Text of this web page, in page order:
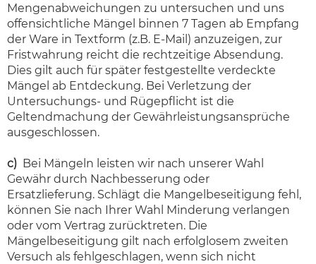
Mengenabweichungen zu untersuchen und uns
offensichtliche Mängel binnen 7 Tagen ab Empfang
der Ware in Textform (z.B. E-Mail) anzuzeigen, zur
Fristwahrung reicht die rechtzeitige Absendung.
Dies gilt auch für später festgestellte verdeckte
Mängel ab Entdeckung. Bei Verletzung der
Untersuchungs- und Rügepflicht ist die
Geltendmachung der Gewährleistungsansprüche
ausgeschlossen.
c) Bei Mängeln leisten wir nach unserer Wahl
Gewähr durch Nachbesserung oder
Ersatzlieferung. Schlägt die Mangelbeseitigung fehl,
können Sie nach Ihrer Wahl Minderung verlangen
oder vom Vertrag zurücktreten. Die
Mängelbeseitigung gilt nach erfolglosem zweiten
Versuch als fehlgeschlagen, wenn sich nicht